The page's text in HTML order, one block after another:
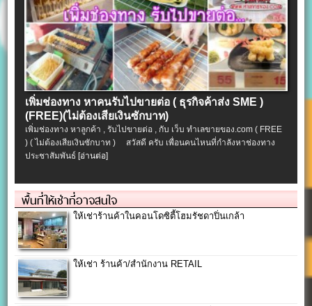
เพิ่มช่องทาง หาคนรับไปขายต่อ ( ธุรกิจค้าส่ง SME )
(FREE)(ไม่ต้องเสียเงินซักบาท)
เพิ่มช่องทาง หาลูกค้า , รับไปขายต่อ , กับ เว็บ ทำเลขายของ.com ( FREE
) ( ไม่ต้องเสียเงินซักบาท ) สวัสดี ครับ เพื่อนคนไหนที่กำลังหาช่องทาง
ประชาสัมพันธ์ [อ่านต่อ]
พื้นที่ให้เช่าที่อาจสนใจ
ให้เช่าร้านค้าในคอนโดซิตี้โฮมรัชดาปิ่นเกล้า
ให้เช่า ร้านค้า/สำนักงาน RETAIL